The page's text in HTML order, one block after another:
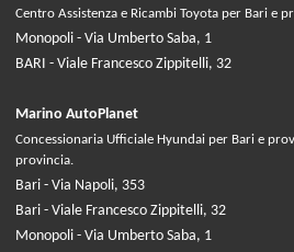
Centro Assistenza e Ricambi Toyota per Bari e
Monopoli - Via Umberto Saba, 1
BARI - Viale Francesco Zippitelli, 32
Marino AutoPlanet
Concessionaria Ufficiale Hyundai per Bari e
provincia.
Bari - Via Napoli, 353
Bari - Viale Francesco Zippitelli, 32
Monopoli - Via Umberto Saba, 1